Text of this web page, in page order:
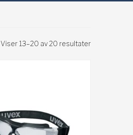
Viser 13–20 av 20 resultater